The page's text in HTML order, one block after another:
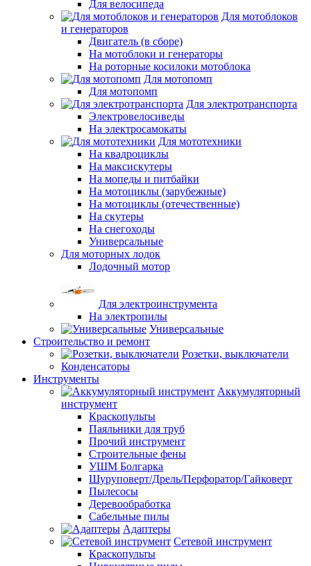
Для велосипеда
Для мотоблоков
и генераторов
Двигатель (в сборе)
На мотоблоки и генераторы
На роторные косилоки мотоблока
Для мотопомп
Для мотопомп
Для электротранспорта
Электровелосиведы
На электросамокаты
Для мототехники
На квадроциклы
На максискутеры
На мопеды и питбайки
На мотоциклы (зарубежные)
На мотоциклы (отечественные)
На скутеры
На снегоходы
Универсальные
Для моторных лодок
Лодочный мотор
Для электроинструмента
На электропилы
Универсальные
Строительство и ремонт
Розетки, выключатели
Конденсаторы
Инструменты
Аккумуляторный
инструмент
Краскопульты
Паяльники для труб
Прочий инструмент
Строительные фены
УШМ Болгарка
Шуруповерт/Дрель/Перфоратор/Гайковерт
Пылесосы
Деревообработка
Сабельные пилы
Адаптеры
Сетевой инструмент
Краскопульты